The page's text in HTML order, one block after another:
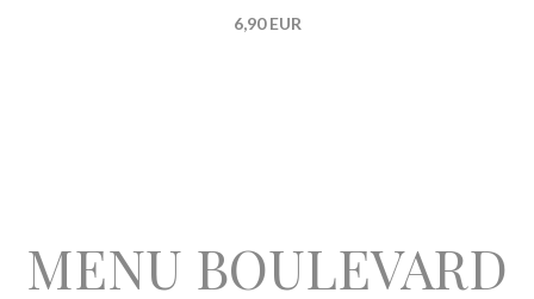
6,90 EUR
MENU BOULEVARD